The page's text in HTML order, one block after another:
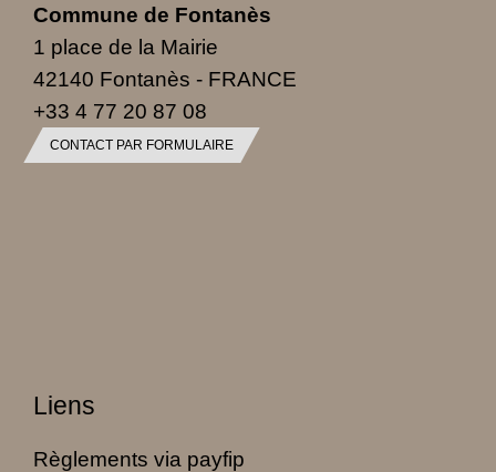
Commune de Fontanès
1 place de la Mairie
42140 Fontanès - FRANCE
+33 4 77 20 87 08
CONTACT PAR FORMULAIRE
Liens
Règlements via payfip